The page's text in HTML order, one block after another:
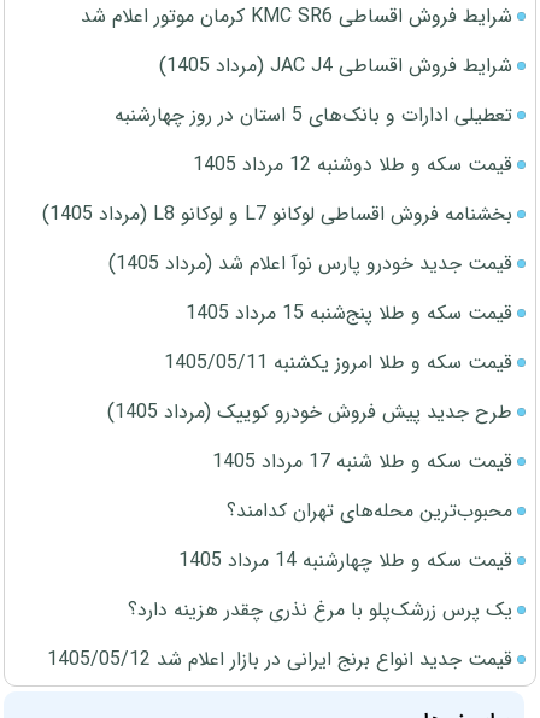
شرایط فروش اقساطی KMC SR6 کرمان موتور اعلام شد
شرایط فروش اقساطی JAC J4 (مرداد 1405)
تعطیلی ادارات و بانک‌های 5 استان در روز چهارشنبه
قیمت سکه و طلا دوشنبه 12 مرداد 1405
بخشنامه فروش اقساطی لوکانو L7 و لوکانو L8 (مرداد 1405)
قیمت جدید خودرو پارس نوآ اعلام شد (مرداد 1405)
قیمت سکه و طلا پنج‌شنبه 15 مرداد 1405
قیمت سکه و طلا امروز یکشنبه 1405/05/11
طرح جدید پیش فروش خودرو کوییک (مرداد 1405)
قیمت سکه و طلا شنبه 17 مرداد 1405
محبوب‌ترین محله‌های تهران کدامند؟
قیمت سکه و طلا چهارشنبه 14 مرداد 1405
یک پرس زرشک‌پلو با مرغ نذری چقدر هزینه دارد؟
قیمت جدید انواع برنج ایرانی در بازار اعلام شد 1405/05/12